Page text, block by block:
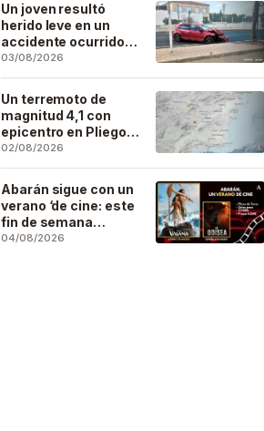
Un joven resultó
herido leve en un
accidente ocurrido
este lunes en la
barriada de San José
Artesano
03/08/2026
Un terremoto de
magnitud 4,1 con
epicentro en Pliego
se deja sentir en
buena parte de la
región
02/08/2026
Abarán sigue con un
verano ‘de cine: este
fin de semana
Vaiana… y después,
04/08/2026